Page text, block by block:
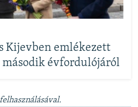
Kijevben emlékezett
második évfordulójáról